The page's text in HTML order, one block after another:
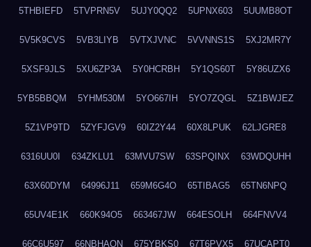
5THBIEFD 5TVPRN5V 5UJY0QQ2 5UPNX603 5UUMB8OT
5V5K9CVS 5VB3LIYB 5VTXJVNC 5VVNNS1S 5XJ2MR7Y
5XSF9JLS 5XU6ZP3A 5Y0HCRBH 5Y1QS60T 5Y86UZX6
5YB5BBQM 5YHM530M 5YO667IH 5YO7ZQGL 5Z1BWJEZ
5Z1VP9TD 5ZYFJGV9 60IZ2Y44 60X8LPUK 62LJGRE8
6316UU0I 634ZKLU1 63MVU7SW 63SPQINX 63WDQUHH
63X60DYM 64996J11 659M6G4O 65TIBAG5 65TN6NPQ
65UV4E1K 660K94O5 663467JW 664ESOLH 664FNVV4
66C6U597 66NBHAON 675YBKS0 67T6PVX5 67UCAPT0